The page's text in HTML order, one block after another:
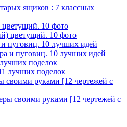
цветущий. 10 фото
пуговиц. 10 лучших идей
поделок
своими руками [12 чертежей с